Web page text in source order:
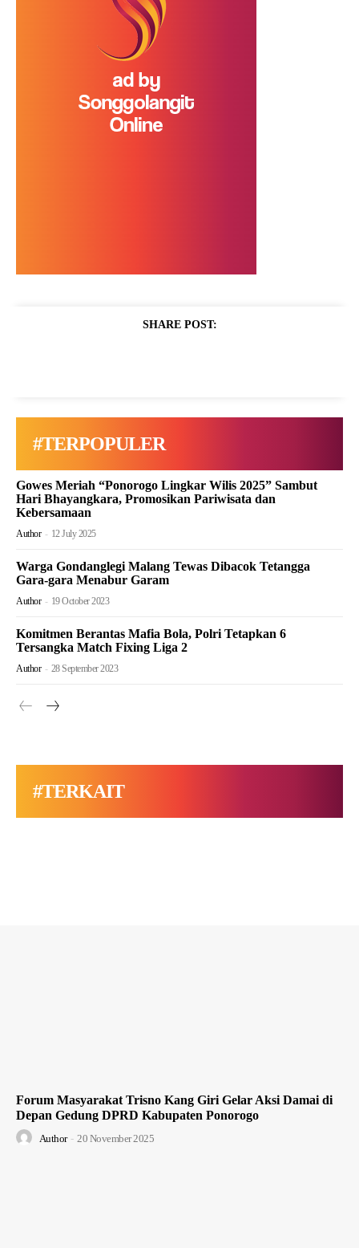
SHARE POST:
#TERPOPULER
Gowes Meriah “Ponorogo Lingkar Wilis 2025” Sambut
Hari Bhayangkara, Promosikan Pariwisata dan
Kebersamaan
Author - 12 July 2025
Warga Gondanglegi Malang Tewas Dibacok Tetangga
Gara-gara Menabur Garam
Author - 19 October 2023
Komitmen Berantas Mafia Bola, Polri Tetapkan 6
Tersangka Match Fixing Liga 2
Author - 28 September 2023
#TERKAIT
Forum Masyarakat Trisno Kang Giri Gelar Aksi Damai di
Depan Gedung DPRD Kabupaten Ponorogo
Author - 20 November 2025